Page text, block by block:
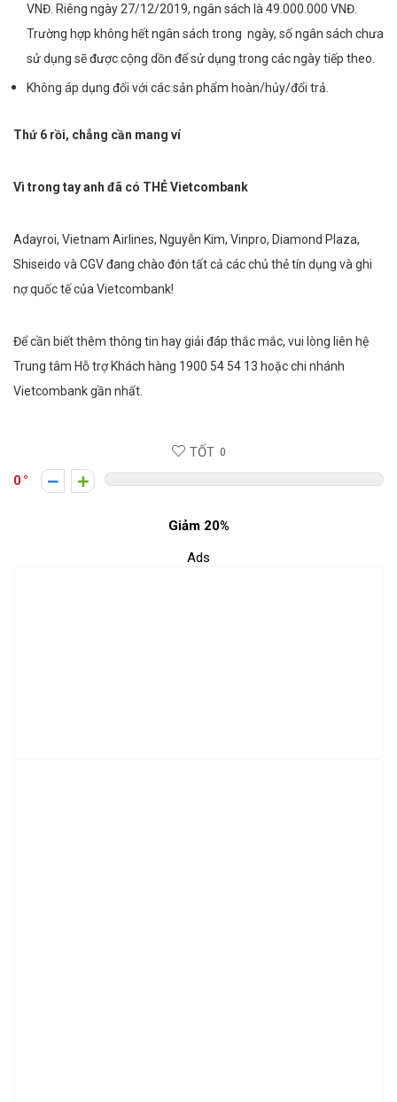
VNĐ. Riêng ngày 27/12/2019, ngân sách là 49.000.000 VNĐ.
Trường hợp không hết ngân sách trong ngày, số ngân sách chưa
sử dụng sẽ được cộng dồn để sử dụng trong các ngày tiếp theo.
Không áp dụng đối với các sản phẩm hoàn/hủy/đổi trả.
Thứ 6 rồi, chẳng cần mang ví
Vì trong tay anh đã có THẺ Vietcombank
Adayroi, Vietnam Airlines, Nguyễn Kim, Vinpro, Diamond Plaza,
Shiseido và CGVđang chào đón tất cả các chủ thẻ tín dụng và ghi
nợ quốc tế của Vietcombank!
Để cần biết thêm thông tin hay giải đáp thắc mắc, vui lòng liên hệ
Trung tâm Hỗ trợ Khách hàng 1900 54 54 13 hoặc chi nhánh
Vietcombank gần nhất.
TỐT 0
0
Giảm 20%
Ads